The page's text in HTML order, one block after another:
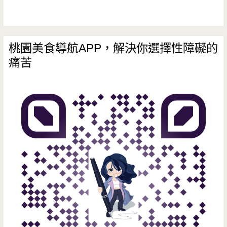
桃園美食導航APP，解決你選擇性障礙的
痛苦